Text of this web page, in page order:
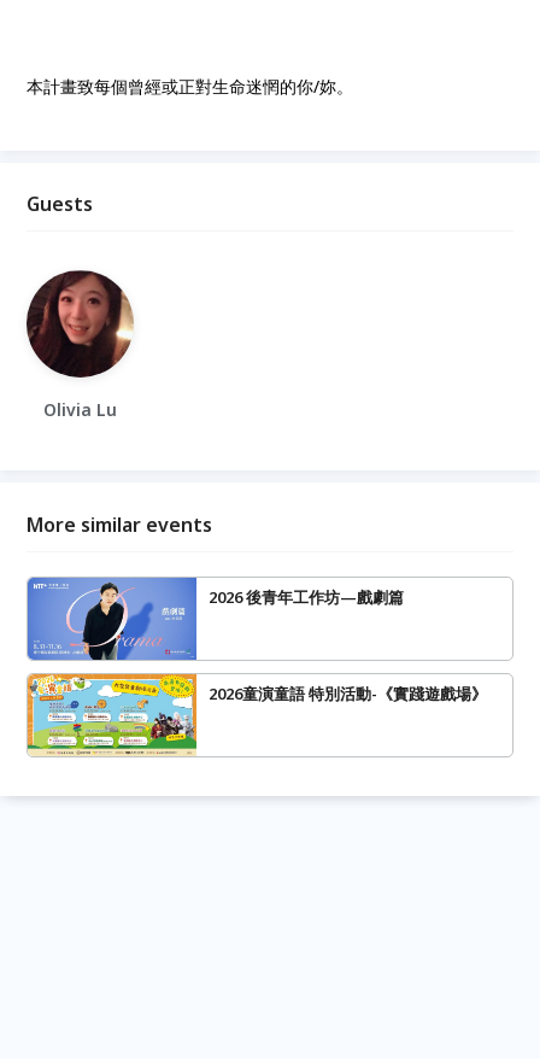
本計畫致每個曾經或正對生命迷惘的你/妳。
Guests
Olivia Lu
More similar events
2026 後青年工作坊—戲劇篇
2026童演童語 特別活動-《實踐遊戲場》